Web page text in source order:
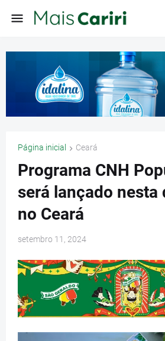
Página inicial Ceará
Programa CNH
será lançado nesta
no Ceará
setembro 11, 2024